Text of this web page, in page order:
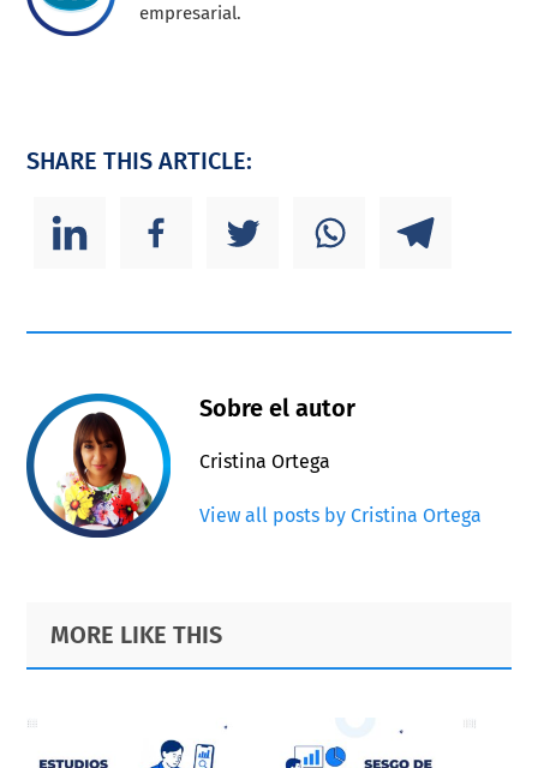
empresarial.
SHARE THIS ARTICLE:
Sobre el autor
Cristina Ortega
View all posts by Cristina Ortega
Primary
Sidebar
Footer
MORE LIKE THIS